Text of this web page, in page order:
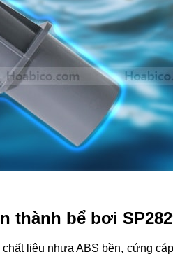
thành bể bơi
liệu nhựa ABS bền, cứng